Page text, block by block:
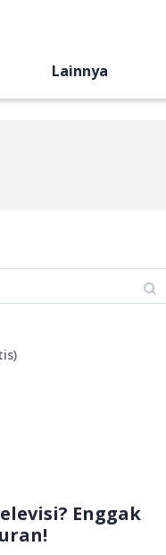
Lainnya
)
Enggak